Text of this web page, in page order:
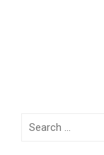
Search